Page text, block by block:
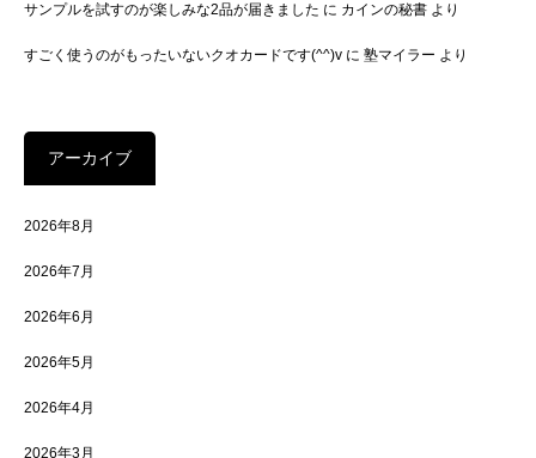
サンプルを試すのが楽しみな2品が届きました に カインの秘書 より
すごく使うのがもったいないクオカードです(^^)v に 塾マイラー より
アーカイブ
2026年8月
2026年7月
2026年6月
2026年5月
2026年4月
2026年3月